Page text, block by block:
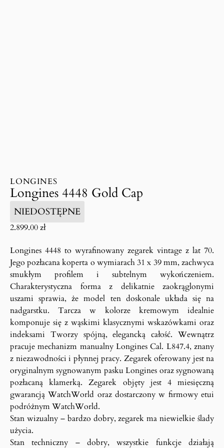
LONGINES
Longines 4448 Gold Cap
NIEDOSTĘPNE
2.899.00zł
Longines 4448 to wyrafinowany zegarek vintage z lat 70.
Jego pozłacana koperta o wymiarach 31 x 39 mm, zachwyca
smukłym profilem i subtelnym wykończeniem.
Charakterystyczna forma z delikatnie zaokrąglonymi
uszami sprawia, że model ten doskonale układa się na
nadgarstku. Tarcza w kolorze kremowym idealnie
komponuje się z wąskimi klasycznymi wskazówkami oraz
indeksami Tworzy spójną, elegancką całość. Wewnątrz
pracuje mechanizm manualny Longines Cal. L847.4, znany
z niezawodności i płynnej pracy. Zegarek oferowany jest na
oryginalnym sygnowanym pasku Longines oraz sygnowaną
pozłacaną klamerką. Zegarek objęty jest 4 miesięczną
gwarancją WatchWorld oraz dostarczony w firmowy etui
podróżnym WatchWorld.
Stan wizualny – bardzo dobry, zegarek ma niewielkie ślady
użycia.
Stan techniczny – dobry, wszystkie funkcje działają